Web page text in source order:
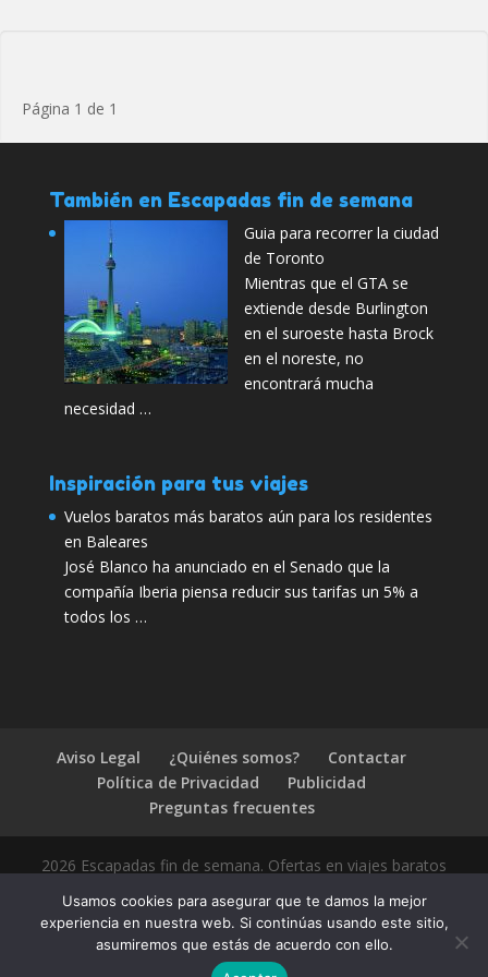
Página 1 de 1
También en Escapadas fin de semana
Guia para recorrer la ciudad
de Toronto
Mientras que el GTA se
extiende desde Burlington
en el suroeste hasta Brock
en el noreste, no
encontrará mucha
necesidad …
Inspiración para tus viajes
Vuelos baratos más baratos aún para los residentes
en Baleares
José Blanco ha anunciado en el Senado que la
compañía Iberia piensa reducir sus tarifas un 5% a
todos los …
Aviso Legal ¿Quiénes somos?
Contactar
Política de Privacidad
Publicidad
Preguntas frecuentes
2026 Escapadas fin de semana. Ofertas en viajes baratos
Usamos cookies para asegurar que te damos la mejor
experiencia en nuestra web. Si continúas usando este sitio,
asumiremos que estás de acuerdo con ello.